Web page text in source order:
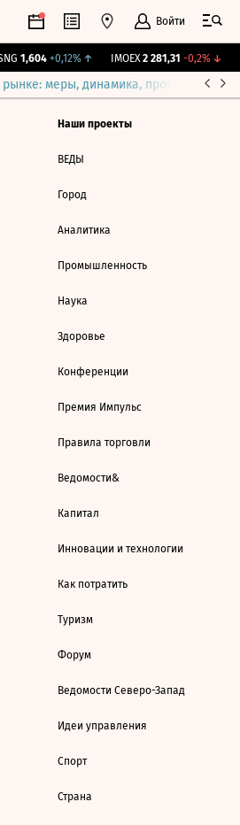
Войти
1,604 +0,12%↑ IMOEX 2 281,31 -0,2%↓
меры, динамика, прогнозы
Наши проекты
ВЕДЫ
Город
Аналитика
Промышленность
Наука
Здоровье
Конференции
Премия Импульс
Правила торговли
Ведомости&
Капитал
Инновации и технологии
Как потратить
Туризм
Форум
Ведомости Северо-Запад
Идеи управления
Спорт
Страна